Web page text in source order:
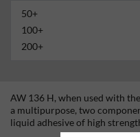
50+
100+
200+
AW 136 H, when used with
a multipurpose, two
liquid adhesive of high